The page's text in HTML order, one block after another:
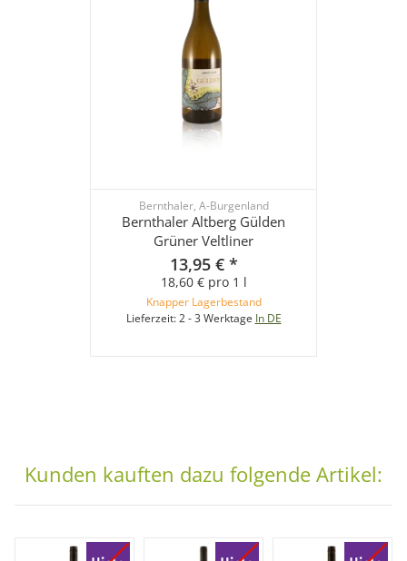
Bernthaler, A-Burgenland
Bernthaler Altberg Gülden
Grüner Veltliner
13,95 € *
18,60 € pro 1 l
Knapper Lagerbestand
Lieferzeit:2 - 3 Werktage In DE
Kunden kauften dazu folgende Artikel: